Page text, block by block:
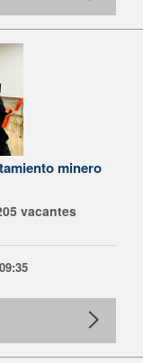
minero
vacantes